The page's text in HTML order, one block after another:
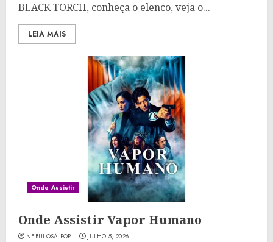
BLACK TORCH, conheça o elenco, veja o...
LEIA MAIS
Onde Assistir
Onde Assistir Vapor Humano
NEBULOSA POP JULHO 5, 2026